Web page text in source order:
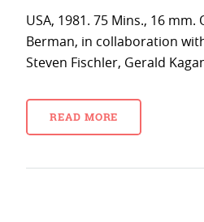
USA, 1981. 75 Mins., 16
Berman, in collaboration
Steven Fischler, Gerald
READ MORE